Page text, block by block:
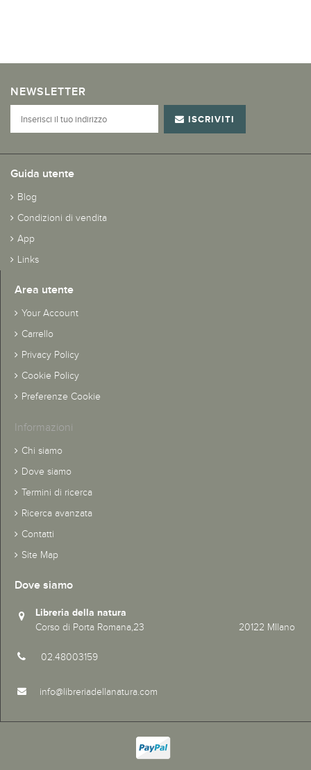
NEWSLETTER
ISCRIVITI
Guida utente
Blog
Condizioni di vendita
App
Links
Area utente
Your Account
Carrello
Privacy Policy
Cookie Policy
Preferenze Cookie
Informazioni
Chi siamo
Dove siamo
Termini di ricerca
Ricerca avanzata
Contatti
Site Map
Dove siamo
Libreria della natura
Corso di Porta Romana,23 20122 MIlano
02.48003159
info@libreriadellanatura.com